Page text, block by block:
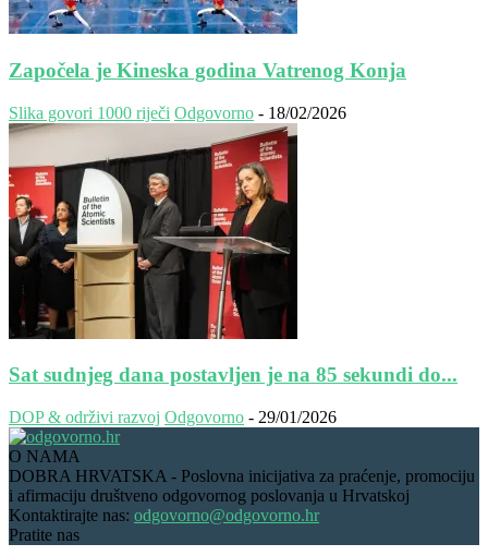
Započela je Kineska godina Vatrenog Konja
Slika govori 1000 riječi Odgovorno - 18/02/2026
Sat sudnjeg dana postavljen je na 85 sekundi do...
DOP & održivi razvoj Odgovorno - 29/01/2026
O NAMA
DOBRA HRVATSKA - Poslovna inicijativa za praćenje, promociju
i afirmaciju društveno odgovornog poslovanja u Hrvatskoj
Kontaktirajte nas: odgovorno@odgovorno.hr
Pratite nas